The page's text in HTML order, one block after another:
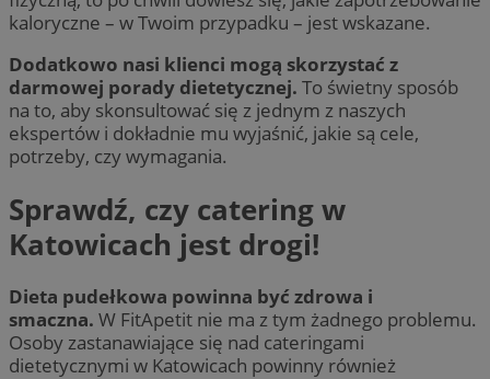
kaloryczne – w Twoim przypadku – jest wskazane.
Dodatkowo nasi klienci mogą skorzystać z
darmowej porady dietetycznej. To świetny sposób
na to, aby skonsultować się z jednym z naszych
ekspertów i dokładnie mu wyjaśnić, jakie są cele,
potrzeby, czy wymagania.
Sprawdź, czy catering w
Katowicach jest drogi!
Dieta pudełkowa powinna być zdrowa i
smaczna. W FitApetit nie ma z tym żadnego problemu.
Osoby zastanawiające się nad cateringami
dietetycznymi w Katowicach powinny również